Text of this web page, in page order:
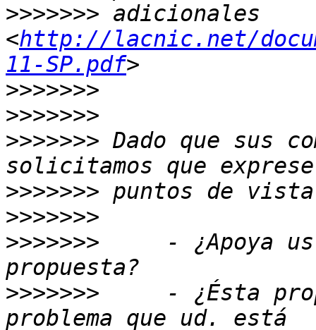
>>>>>>> adicionales
<http://lacnic.net/
11-SP.pdf
>>>>>>>
>>>>>>>
>>>>>>> Dado que sus
>>>>>>>
>>>>>>>
>>>>>>>
- ¿Apoya
>>>>>>>
- ¿Ésta